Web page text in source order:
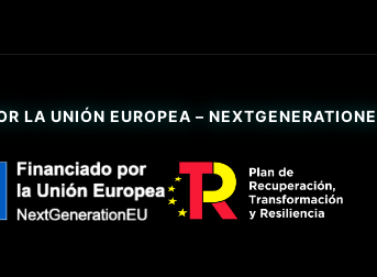
LA UNIÓN EUROPEA –